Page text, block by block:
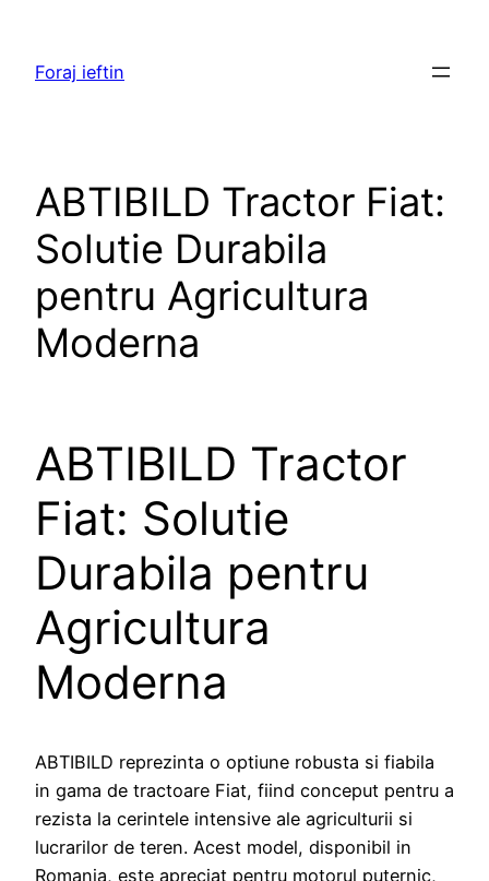
content
Foraj ieftin
ABTIBILD Tractor Fiat:
Solutie Durabila
pentru Agricultura
Moderna
ABTIBILD Tractor
Fiat: Solutie
Durabila pentru
Agricultura
Moderna
ABTIBILD reprezinta o optiune robusta si fiabila
in gama de tractoare Fiat, fiind conceput pentru a
rezista la cerintele intensive ale agriculturii si
lucrarilor de teren. Acest model, disponibil in
Romania, este apreciat pentru motorul puternic,